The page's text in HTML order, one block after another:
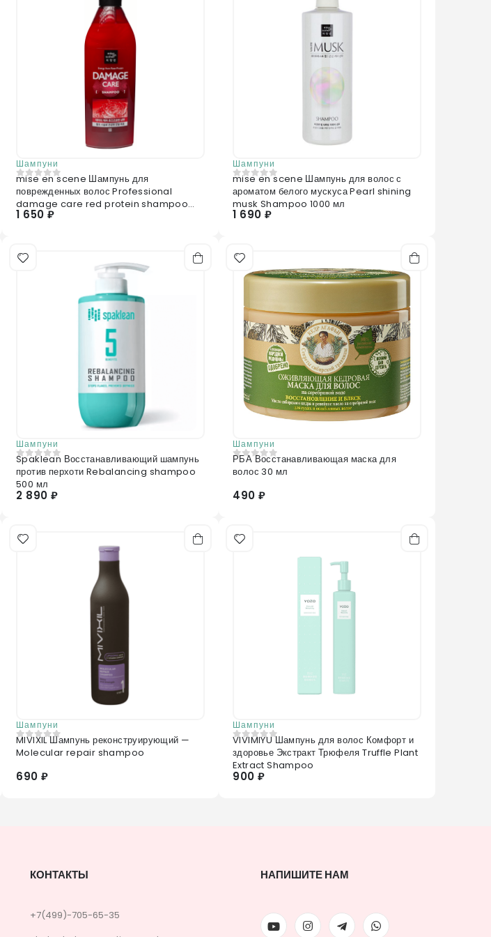
Шампуни
0 из 5
mise en scene Шампунь для
поврежденных волос Professional
damage care red protein shampoo
680 мл
1 650 ₽
Шампуни
0 из 5
mise en scene Шампунь для волос с
ароматом белого мускуса Pearl shining
musk Shampoo 1000 мл
1 690 ₽
Шампуни
0из 5
Spaklean Восстанавливающий шампунь
против перхоти Rebalancing shampoo
500 мл
2 890 ₽
Шампуни
0 из 5
РБА Восстанавливающая маска для
волос 30 мл
490 ₽
Шампуни
0из 5
MIVIXIL Шампунь реконструирующий —
Molecular repair shampoo
690 ₽
Шампуни
0 из 5
VIVIMIYU Шампунь для волос Комфорт и
здоровье Экстракт Трюфеля Truffle Plant
Extract Shampoo
900 ₽
КОНТАКТЫ
+7(499)-705-65-35
НАПИШИТЕ НАМ